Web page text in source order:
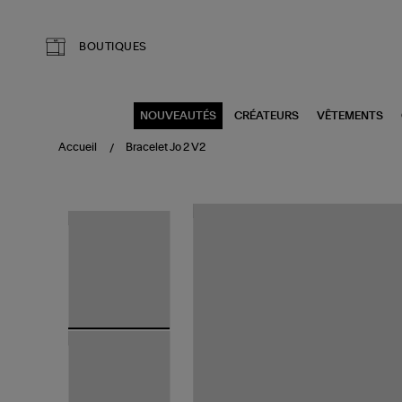
BOUTIQUES
NOUVEAUTÉS CRÉATEURS VÊTEMENTS
Accueil Bracelet Jo 2 V2